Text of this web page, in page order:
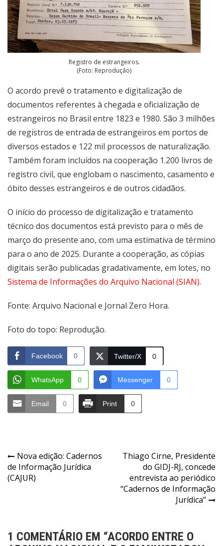
Registro de estrangeiros.
(Foto: Reprodução)
O acordo prevê o tratamento e digitalização de
documentos referentes à chegada e oficialização de
estrangeiros no Brasil entre 1823 e 1980. São 3 milhões
de registros de entrada de estrangeiros em portos de
diversos estados e 122 mil processos de naturalização.
Também foram incluídos na cooperação 1.200 livros de
registro civil, que englobam o nascimento, casamento e
óbito desses estrangeiros e de outros cidadãos.
O início do processo de digitalização e tratamento
técnico dos documentos está previsto para o mês de
março do presente ano, com uma estimativa de término
para o ano de 2025. Durante a cooperação, as cópias
digitais serão publicadas gradativamente, em lotes, no
Sistema de Informações do Arquivo Nacional (SIAN).
Fonte: Arquivo Nacional e Jornal Zero Hora.
Foto do topo: Reprodução.
Facebook 0 Twitter/X 0
WhatsApp 0 Messenger 0
Email 0 Print 0
Navegação
de
Nova edição: Cadernos
de Informação Jurídica
(CAJUR)
Thiago Cirne, Presidente
do GIDJ-RJ, concede
entrevista ao periódico
“Cadernos de Informação
Jurídica”
1 COMENTÁRIO EM “ACORDO ENTRE O